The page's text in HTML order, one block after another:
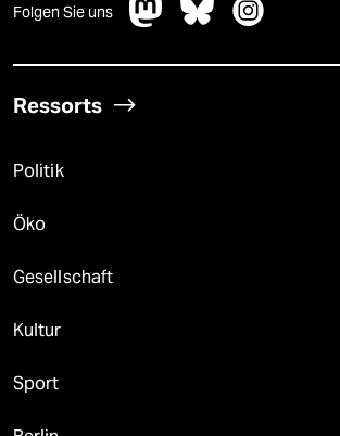
Folgen Sie uns
Ressorts
Politik
Öko
Gesellschaft
Kultur
Sport